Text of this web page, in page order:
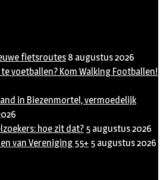
fietsroutes 8 augustus 2026
voetballen? Kom Walking Footballen!
in Biezenmortel, vermoedelijk
hoe zit dat? 5 augustus 2026
van Vereniging 55+ 5 augustus 2026